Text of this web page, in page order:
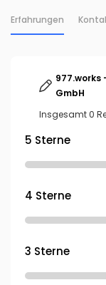
Erfahrungen
977.works
GmbH
Insgesamt 0
5 Sterne
4 Sterne
3 Sterne